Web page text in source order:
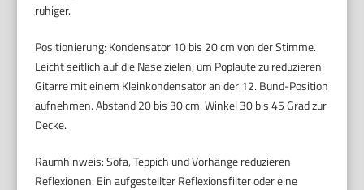
ruhiger.
Positionierung: Kondensator 10 bis 20 cm von der Stimme.
Leicht seitlich auf die Nase zielen, um Poplaute zu reduzieren.
Gitarre mit einem Kleinkondensator an der 12. Bund-Position
aufnehmen. Abstand 20 bis 30 cm. Winkel 30 bis 45 Grad zur
Decke.
Raumhinweis: Sofa, Teppich und Vorhänge reduzieren
Reflexionen. Ein aufgestellter Reflexionsfilter oder eine